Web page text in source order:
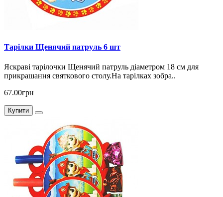
Тарілки Щенячий патруль 6 шт
Яскраві тарілочки Щенячий патруль діаметром 18 см для
прикрашання святкового столу.На тарілках зобра..
67.00грн
Купити